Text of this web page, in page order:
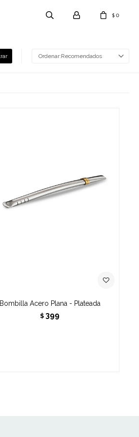
$ 0
Recomendados
Bombilla Acero Plana - Plateada
$ 399